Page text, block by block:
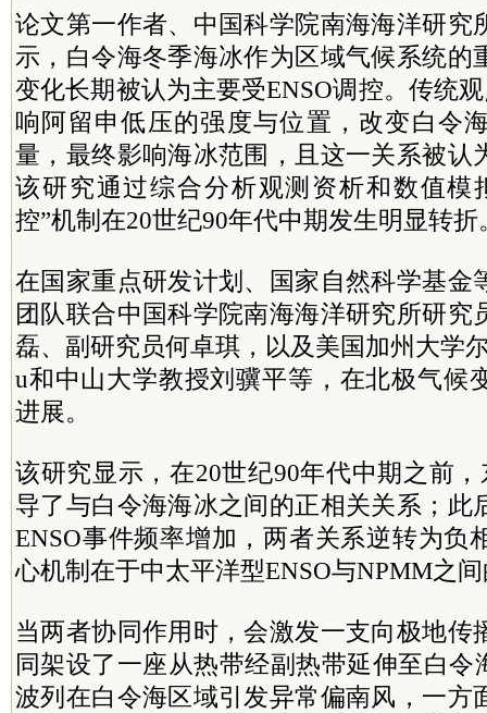
论文第一作者、中国科学院南海海洋研究
示，白令海冬季海冰作为区域气候系统的
变化长期被认为主要受ENSO调控。传统
响阿留申低压的强度与位置，改变白令
量，最终影响海冰范围，且这一关系被认
该研究通过综合分析观测资析和数值模
控”机制在20世纪90年代中期发生明显转折
在国家重点研发计划、国家自然科学基金
团队联合中国科学院南海海洋研究所研究
磊、副研究员何卓琪，以及美国加州大学
u和中山大学教授刘骥平等，在北极气候
进展。
该研究显示，在20世纪90年代中期之前
导了与白令海海冰之间的正相关关系；此
ENSO事件频率增加，两者关系逆转为负
心机制在于中太平洋型ENSO与NPMM之
当两者协同作用时，会激发一支向极地传
同架设了一座从热带经副热带延伸至白令
波列在白令海区域引发异常偏南风，一方